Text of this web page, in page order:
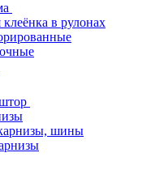
в рулонах
шины